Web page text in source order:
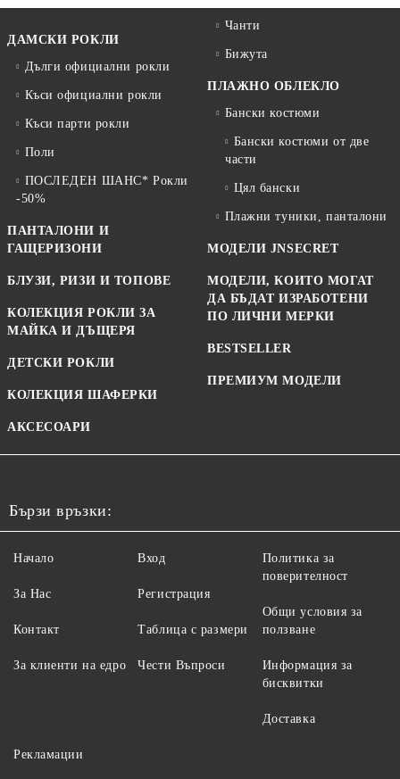
ДАМСКИ РОКЛИ
Дълги официални рокли
Къси официални рокли
Къси парти рокли
Поли
ПОСЛЕДЕН ШАНС* Рокли
-50%
ПАНТАЛОНИ И
ГАЩЕРИЗОНИ
БЛУЗИ, РИЗИ И ТОПОВЕ
КОЛЕКЦИЯ РОКЛИ ЗА
МАЙКА И ДЪЩЕРЯ
ДЕТСКИ РОКЛИ
КОЛЕКЦИЯ ШАФЕРКИ
АКСЕСОАРИ
Чанти
Бижута
ПЛАЖНО ОБЛЕКЛО
Бански костюми
Бански костюми от две
части
Цял бански
Плажни туники, панталони
МОДЕЛИ JNSECRET
МОДЕЛИ, КОИТО МОГАТ
ДА БЪДАТ ИЗРАБОТЕНИ
ПО ЛИЧНИ МЕРКИ
BESTSELLER
ПРЕМИУМ МОДЕЛИ
Бързи връзки:
Начало
За Нас
Контакт
За клиенти на едро
Вход
Регистрация
Таблица с размери
Чести Въпроси
Политика за
поверителност
Общи условия за
ползване
Информация за
бисквитки
Доставка
Рекламации